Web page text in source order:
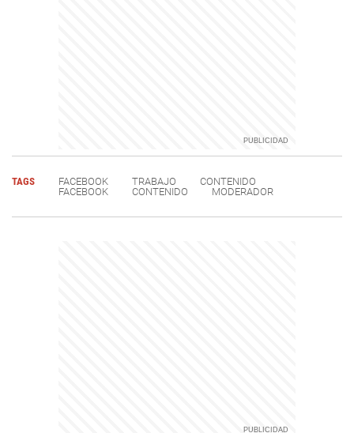
TAGS FACEBOOK TRABAJO
CONTENIDO
FACEBOOK
CONTENIDO MODERADOR